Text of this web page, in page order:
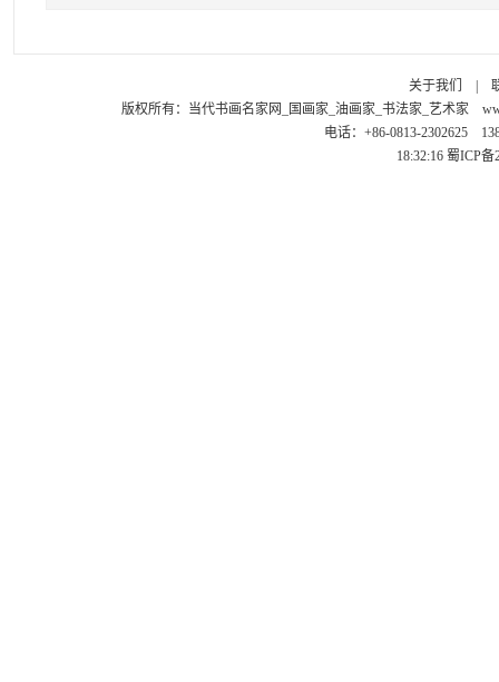
关于我们
版权所有： 当代书画名家网_国画家_油画家_书法家_艺术家
电话：+86-0813-2302625
18:32:16 蜀ICP备